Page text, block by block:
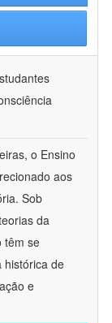
o Ensino
aos
Sob
da
têm se
histórica de
e